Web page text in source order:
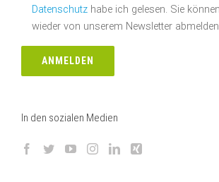
Datenschutzhabe ich gelesen. Sie
wieder von unserem Newsletter
In den sozialen Medien